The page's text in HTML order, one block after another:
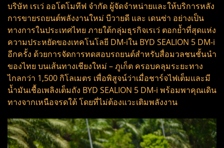
บริษัท เรเว่ ออโตโมทีฟ จำกัด ผู้จัดจำหน่ายและให้บริการหลัง
การขายรถยนต์พลังงานใหม่ บีวายดี และ เดนซ่า อย่างเป็น
ทางการในประเทศไทย ภายใต้กลุ่มธุรกิจเรเว่ ตอกย้ำที่สุดแห่ง
ความประหยัดของเทคโนโลยี DM-iใน BYD SEALION 5 DM-i
อีกครั้ง ด้วยการจัดการทดสอบรถยนต์สำหรับสื่อมวลชนชั้นนำ
ของไทย บนเส้นทางเชียงใหม่ – ภูเก็ต ครอบคลุมระยะทาง
ไกลกว่า 1,500 กิโลเมตร เพื่อพิสูจน์ว่าเมื่อชาร์จไฟเต็มและมี
น้ำมันเชื้อเพลิงเต็มถัง BYD SEALION 5 DM-i พร้อมพาคุณเดิน
ทางจากเหนือจรดใต้ โดยที่ไม่ต้องแวะเติมพลังงาน